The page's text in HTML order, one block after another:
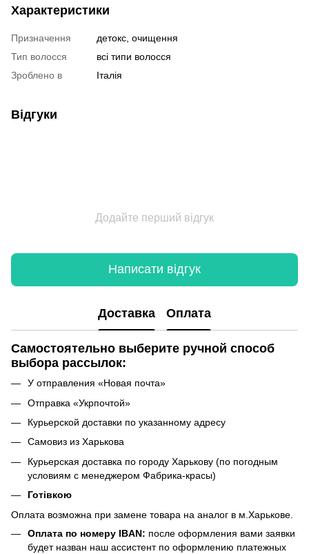
Характеристики
Призначення
детокс, очищення
Тип волосся
всі типи волосся
Зроблено в
Італія
Відгуки
Додайте перший відгук
Написати відгук
Доставка Оплата
Самостоятельно выберите ручной способ
выбора рассылок:
У отправления «Новая почта»
Отправка «Укрпочтой»
Курьерской доставки по указанному адресу
Самовиз из Харькова
Курьерская доставка по городу Харькову (по погодным
условиям с менеджером Фабрика-красы)
Готівкою
Оплата возможна при замене товара на аналог в м.Харькове.
Оплата по номеру IBAN: после оформления вами заявки
будет назван наш ассистент по оформлению платежных